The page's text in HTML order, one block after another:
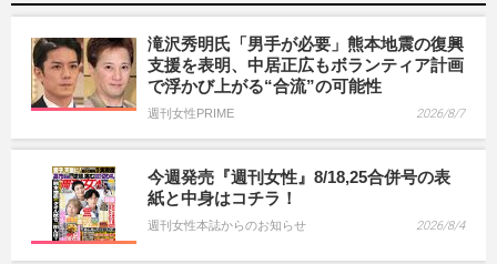
滝沢秀明氏「男手が必要」熊本地震の復興
支援を表明、中居正広もボランティア計画
で浮かび上がる“合流”の可能性
週刊女性PRIME 2026/8/7
今週発売『週刊女性』8/18,25合併号の表
紙と中身はコチラ！
週刊女性本誌からのお知らせ 2026/8/4